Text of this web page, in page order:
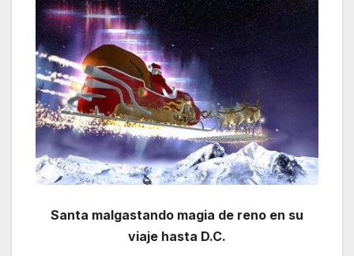
Santa malgastando magia de reno en su
viaje hasta D.C.